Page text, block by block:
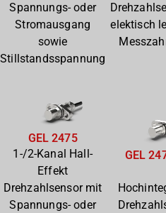
Spannungs- oder
Stromausgang
sowie
Stillstandsspannung
elektisch
GEL 2475
1-/2-Kanal Hall-
Effekt
Drehzahlsensor mit
Spannungs- oder
GEL